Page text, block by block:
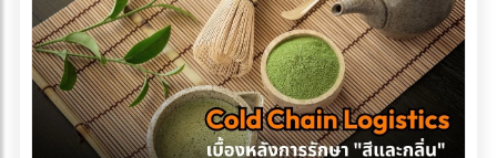
ถูกบรรจุลงตู้คอนเทนเนอร์ สำหรับธุรกิจ SME หรือองค์กรที่
ต้องการเติบโตในตลาดโลกอย่างยั่งยืน การยอมจ่ายค่าบริการที่
สมเหตุสมผลให้กับผู้เชี่ยวชาญ ย่อมเป็นทางเลือกที่ปลอดภัยและ
คุ้มค่ากว่าการยอมเสี่ยงเพื่อประหยัดงบเพียงเล็กน้อย แต่ต้องมา
นั่งเสียใจกับค่าปรับและปัญหาสินค้าติดท่าเรือในภายหลังอย่าง
(Particulate Matter Control) ในกรณีของอุปกรณ์ที่ต้องสัมผัส
กับกระแสเลือดโดยตรง เช่น สายสวนหลอดเลือด (Catheters)
หรือถุงเก็บเลือด ฝุ่นผงเพียงเล็กน้อยที่ปะปนเข้าไปอาจทำให้เกิด
ภาวะลิ่มเลือดอุดตัน หรือการอักเสบขั้นรุนแรงในร่างกายผู้ป่วยได้
ระบบ Cleanroom จะคอยกรองฝุ่นละออง สะเก็ดผิวหนัง หรือ
เส้นผมของพนักงาน ไม่ให้หลุดรอดลงไปในไลน์การผลิตอย่าง
Parts) ที่ต้องทนต่อแรงดันและอุณหภูมิที่เปลี่ยนแปลงตลอดเวลา
หากเลือกใช้ชิ้นส่วนที่ไม่ได้มาตรฐาน นี่คือสิ่งที่อาจต้องจ่ายคืนใน
ภายหลัง: 1. ต้นทุนจากของเสียและเวลาสูญเปล่าในไลน์ผลิต
(False Reject & Downtime) อะไหล่ที่ราคาถูกมักจะแลกมากับ
การควบคุมคุณภาพ (QC) ที่หละหลวม สมมติว่ามีการนำ Stop
Valve ที่ไม่ได้มาตรฐานมาประกอบ เมื่อถึงขั้นตอนทดสอบแรงดัน